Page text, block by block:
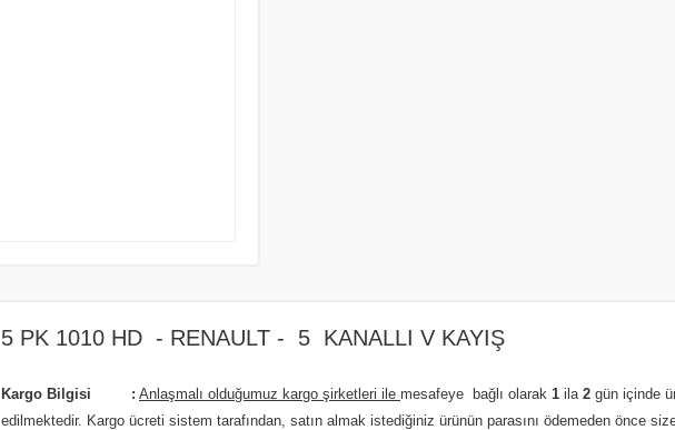
5 PK 1010 HD - RENAULT - 5 KANALLI V KAYIŞ
Kargo Bilgisi : Anlaşmalı olduğumuz kargo şirketleri ile mesafeye bağlı olarak 1 ila 2 gün içinde
edilmektedir. Kargo ücreti sistem tarafından, satın almak istediğiniz ürünün parasını ödemeden önce